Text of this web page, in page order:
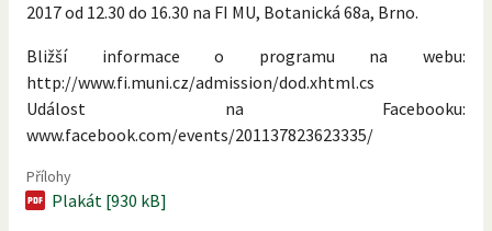
2017 od 12.30 do 16.30 na FI MU, Botanická 68a, Brno.
Bližší informace o programu na webu:
http://www.fi.muni.cz/admission/dod.xhtml.cs
Událost na Facebooku:
www.facebook.com/events/201137823623335/
Přílohy
Plakát [930 kB]